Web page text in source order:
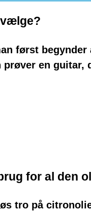
først
en
for al den
tro på